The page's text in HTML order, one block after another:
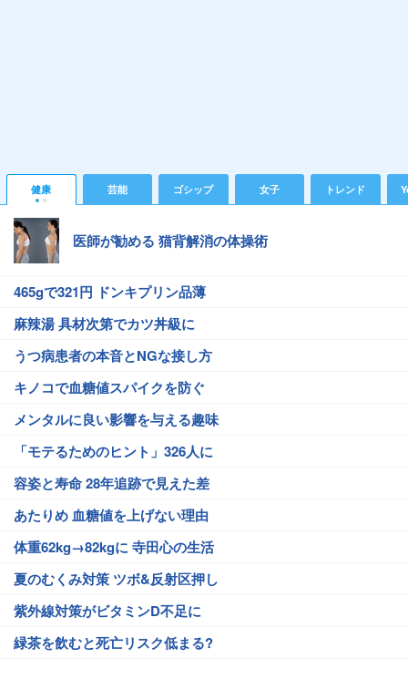
健康 芸能 ゴシップ 女子 トレンド
医師が勧める 猫背解消の体操術
465gで321円 ドンキプリン品薄
麻辣湯 具材次第でカツ丼級に
うつ病患者の本音とNGな接し方
キノコで血糖値スパイクを防ぐ
メンタルに良い影響を与える趣味
「モテるためのヒント」326人に
容姿と寿命 28年追跡で見えた差
あたりめ 血糖値を上げない理由
体重62kg→82kgに 寺田心の生活
夏のむくみ対策 ツボ&反射区押し
紫外線対策がビタミンD不足に
緑茶を飲むと死亡リスク低まる?